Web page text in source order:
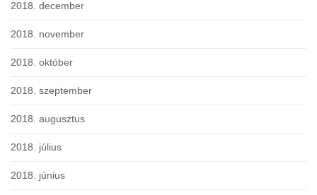
2018. december
2018. november
2018. október
2018. szeptember
2018. augusztus
2018. július
2018. június